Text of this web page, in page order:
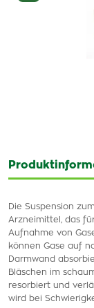
Die Suspension
Arzneimittel, das
Aufnahme von
können Gase auf
Darmwand
Bläschen im
resorbiert und
wird bei